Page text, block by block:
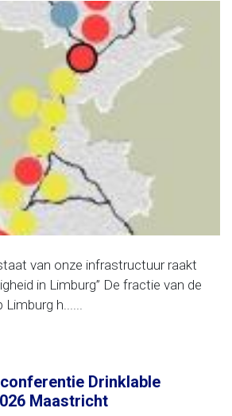
van onze infrastructuur raakt
in Limburg” De fractie van de
Limburg h......
Drinklable
Maastricht